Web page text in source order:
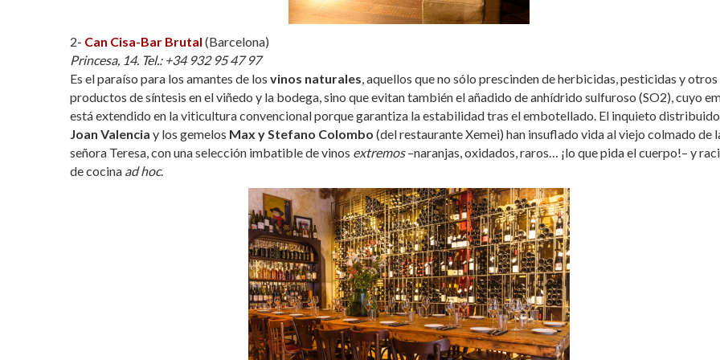
2- Can Cisa-Bar Brutal (Barcelona)
Princesa, 14. Tel.: +34 932 95 47 97
Es el paraíso para los amantes de los vinos naturales, aquellos que no sólo prescinden de herbicidas, pesticidas y otros
productos de síntesis en el viñedo y la bodega, sino que evitan también el añadido de anhídrido sulfuroso (SO2), cuyo
está extendido en la viticultura convencional porque garantiza la estabilidad tras el embotellado. El inquieto
Joan Valencia y los gemelos Max y Stefano Colombo (del restaurante Xemei) han insuflado vida al viejo colmado de
señora Teresa, con una selección imbatible de vinos extremos–naranjas, oxidados, raros… ¡lo que pida el cuerpo!– y
de cocina ad hoc.